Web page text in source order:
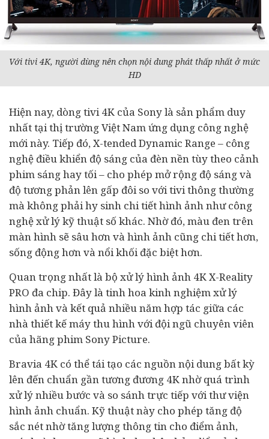
Với tivi 4K, người dùng nên chọn nội dung phát thấp nhất ở mức
HD
Hiện nay, dòng tivi 4K của Sony là sản phẩm duy
nhất tại thị trường Việt Nam ứng dụng công nghệ
mới này. Tiếp đó, X-tended Dynamic Range – công
nghệ điều khiển độ sáng của đèn nền tùy theo cảnh
phim sáng hay tối – cho phép mở rộng độ sáng và
độ tương phản lên gấp đôi so với tivi thông thường
mà không phải hy sinh chi tiết hình ảnh như công
nghệ xử lý kỹ thuật số khác. Nhờ đó, màu đen trên
màn hình sẽ sâu hơn và hình ảnh cũng chi tiết hơn,
sống động hơn và nổi khối đặc biệt hơn.
Quan trọng nhất là bộ xử lý hình ảnh 4K X-Reality
PRO đa chip. Đây là tinh hoa kinh nghiệm xử lý
hình ảnh và kết quả nhiều năm hợp tác giữa các
nhà thiết kế máy thu hình với đội ngũ chuyên viên
của hãng phim Sony Picture.
Bravia 4K có thể tái tạo các nguồn nội dung bất kỳ
lên đến chuẩn gần tương đương 4K nhờ quá trình
xử lý nhiều bước và so sánh trực tiếp với thư viện
hình ảnh chuẩn. Kỹ thuật này cho phép tăng độ
sắc nét nhờ tăng lượng thông tin cho điểm ảnh,